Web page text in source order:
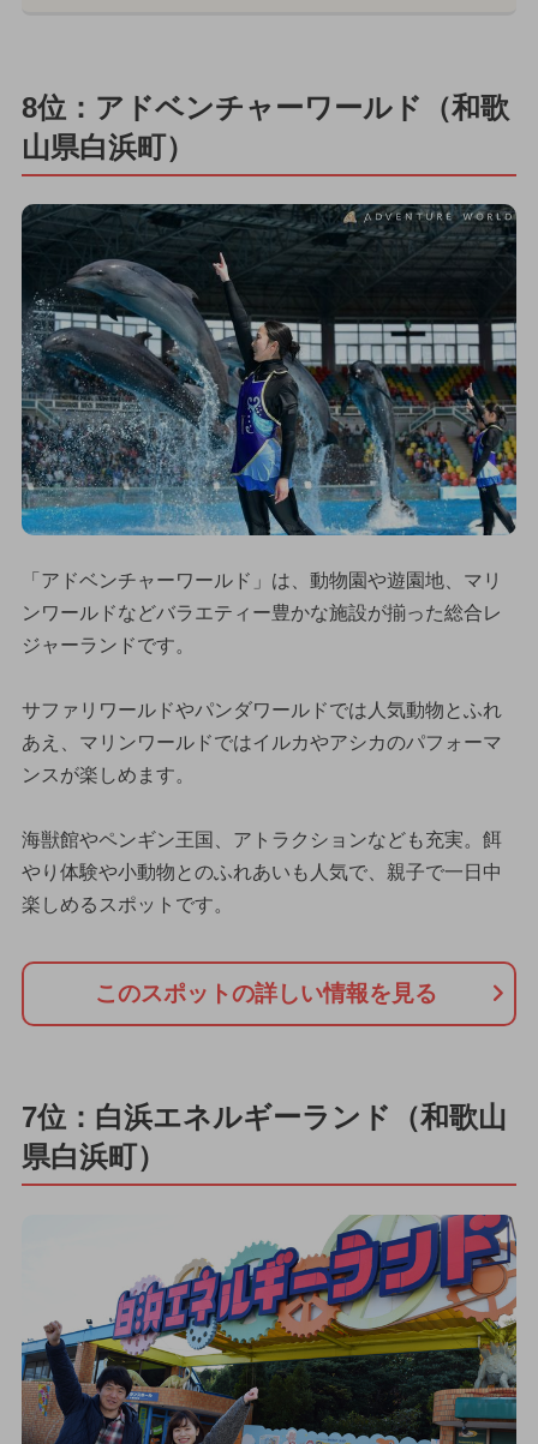
8位：アドベンチャーワールド（和歌
山県白浜町）
「アドベンチャーワールド」は、動物園や遊園地、マリ
ンワールドなどバラエティー豊かな施設が揃った総合レ
ジャーランドです。
サファリワールドやパンダワールドでは人気動物とふれ
あえ、マリンワールドではイルカやアシカのパフォーマ
ンスが楽しめます。
海獣館やペンギン王国、アトラクションなども充実。餌
やり体験や小動物とのふれあいも人気で、親子で一日中
楽しめるスポットです。
このスポットの詳しい情報を見る
7位：白浜エネルギーランド（和歌山
県白浜町）